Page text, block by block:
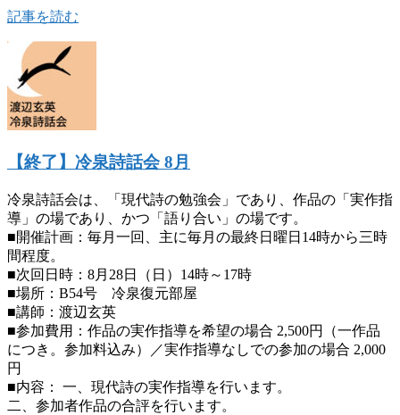
記事を読む
【終了】冷泉詩話会 8月
冷泉詩話会は、「現代詩の勉強会」であり、作品の「実作指
導」の場であり、かつ「語り合い」の場です。
■開催計画：毎月一回、主に毎月の最終日曜日14時から三時
間程度。
■次回日時：8月28日（日）14時～17時
■場所：B54号 冷泉復元部屋
■講師：渡辺玄英
■参加費用：作品の実作指導を希望の場合 2,500円（一作品
につき。参加料込み）／実作指導なしでの参加の場合 2,000
円
■内容： 一、現代詩の実作指導を行います。
二、参加者作品の合評を行います。